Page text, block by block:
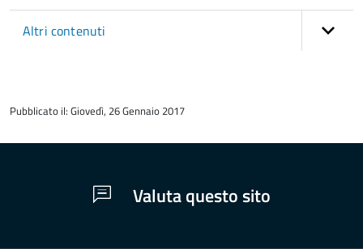
Altri contenuti
del
Pubblicato il: Giovedì, 26 Gennaio 2017
Valuta questo sito